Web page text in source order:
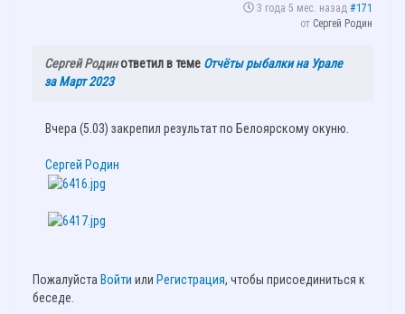
3 года 5 мес. назад #171
от Сергей Родин
Сергей Родинответил в теме Отчёты рыбалки на Урале
за Март 2023
Вчера (5.03) закрепил результат по Белоярскому окуню.
Сергей Родин
Пожалуйста Войти или Регистрация, чтобы присоединиться к
беседе.